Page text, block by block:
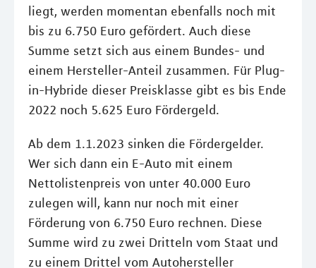
liegt, werden momentan ebenfalls noch mit
bis zu 6.750 Euro gefördert. Auch diese
Summe setzt sich aus einem Bundes- und
einem Hersteller-Anteil zusammen. Für Plug-
in-Hybride dieser Preisklasse gibt es bis Ende
2022 noch 5.625 Euro Fördergeld.
Ab dem 1.1.2023 sinken die Fördergelder.
Wer sich dann ein E-Auto mit einem
Nettolistenpreis von unter 40.000 Euro
zulegen will, kann nur noch mit einer
Förderung von 6.750 Euro rechnen. Diese
Summe wird zu zwei Dritteln vom Staat und
zu einem Drittel vom Autohersteller